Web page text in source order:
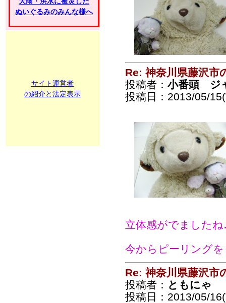
ぬいぐるみのみんな様へ
サイト運営者
の紹介と法定表示
Re: 神奈川県藤沢市
投稿者： 小番頭 ジ
投稿日：2013/05/
立体感がでましたね
今からピーリング
Re: 神奈川県藤沢市
投稿者： ともにゃ
投稿日：2013/05/